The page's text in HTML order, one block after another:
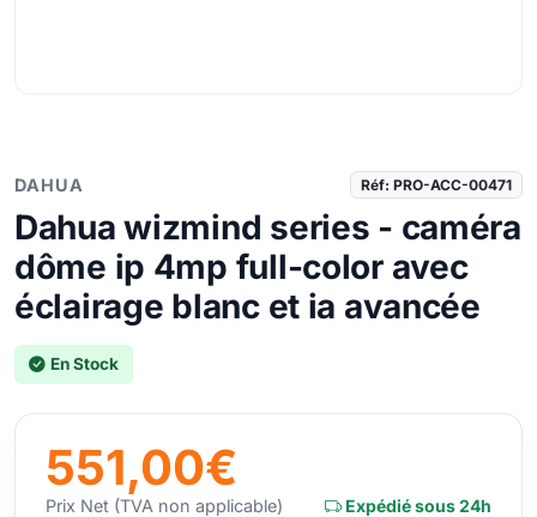
DAHUA Réf: PRO-ACC-00471
Dahua wizmind series - caméra
dôme ip 4mp full-color avec
éclairage blanc et ia avancée
En Stock
551,00€
Prix Net (TVA non applicable) Expédié sous 24h